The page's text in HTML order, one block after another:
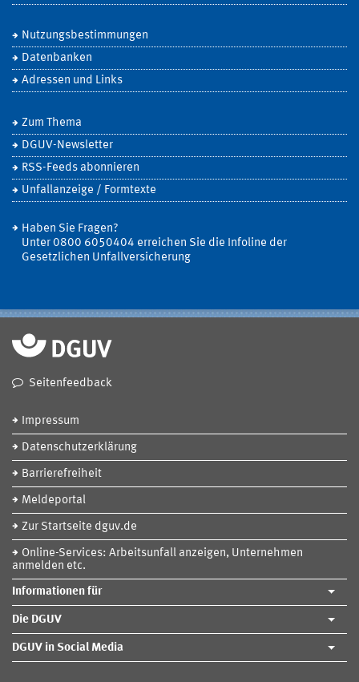
Nutzungsbestimmungen
Datenbanken
Adressen und Links
Zum Thema
DGUV-Newsletter
RSS-Feeds abonnieren
Unfallanzeige / Formtexte
Haben Sie Fragen?
Unter 0800 6050404 erreichen Sie die Infoline der
Gesetzlichen Unfallversicherung
Seitenfeedback
Impressum
Datenschutzerklärung
Barrierefreiheit
Meldeportal
Zur Startseite dguv.de
Online-Services: Arbeitsunfall anzeigen, Unternehmen
anmelden etc.
Informationen für
Die DGUV
DGUV in Social Media